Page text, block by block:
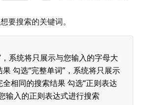
要搜索的关键词。
系统将只展示与您输入的字母大
勾选“完整单词”，系统将只展示
相同的搜索结果 勾选“正则表达
输入的正则表达式进行搜索